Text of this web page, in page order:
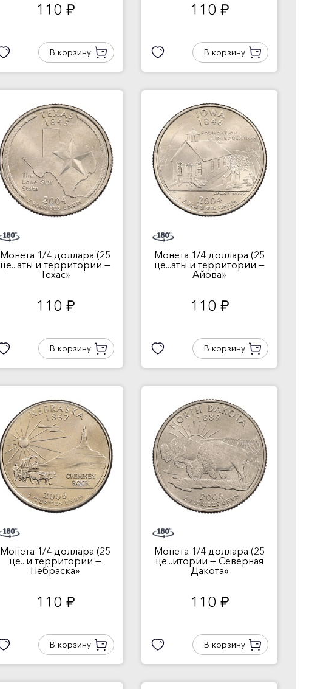
110 руб.
В корзину
110 руб.
В корзину
Монета 1/4 доллара (25
це...аты и территории —
Техас»
110 руб.
В корзину
Монета 1/4 доллара (25
це...аты и территории —
Айова»
110 руб.
В корзину
Монета 1/4 доллара (25
це...и территории —
Небраска»
110 руб.
В корзину
Монета 1/4 доллара (25
це...итории — Северная
Дакота»
110 руб.
В корзину